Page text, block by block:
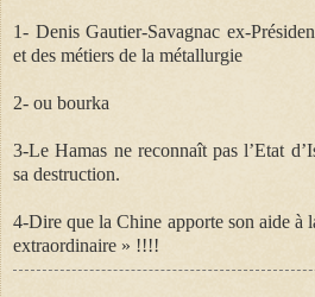
1- Denis Gautier-Savagnac ex-
et des métiers de la métallurgie
2- ou bourka
3-Le Hamas ne reconnaît pas l’Etat
sa destruction.
4-Dire que la Chine apporte son aide à
extraordinaire » !!!!